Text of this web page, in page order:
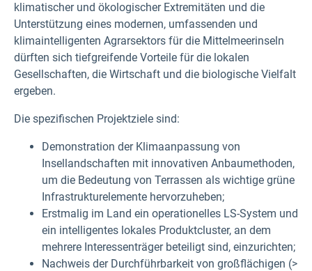
klimatischer und ökologischer Extremitäten und die
Unterstützung eines modernen, umfassenden und
klimaintelligenten Agrarsektors für die Mittelmeerinseln
dürften sich tiefgreifende Vorteile für die lokalen
Gesellschaften, die Wirtschaft und die biologische Vielfalt
ergeben.
Die spezifischen Projektziele sind:
Demonstration der Klimaanpassung von
Insellandschaften mit innovativen Anbaumethoden,
um die Bedeutung von Terrassen als wichtige grüne
Infrastrukturelemente hervorzuheben;
Erstmalig im Land ein operationelles LS-System und
ein intelligentes lokales Produktcluster, an dem
mehrere Interessenträger beteiligt sind, einzurichten;
Nachweis der Durchführbarkeit von großflächigen (>